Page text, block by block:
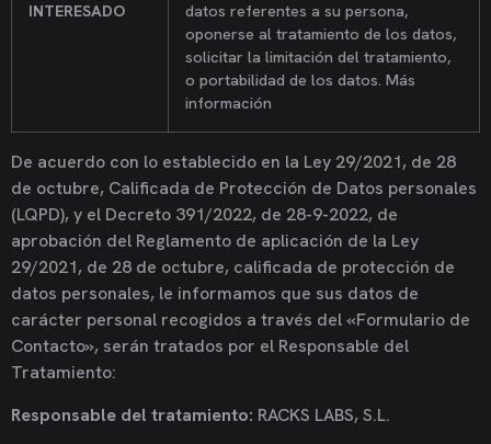
INTERESADO
datos referentes a su persona,
oponerse al tratamiento de los datos,
solicitar la limitación del tratamiento,
o portabilidad de los datos. Más
información
De acuerdo con lo establecido en la Ley 29/2021, de 28
de octubre, Calificada de Protección de Datos personales
(LQPD), y el Decreto 391/2022, de 28-9-2022, de
aprobación del Reglamento de aplicación de la Ley
29/2021, de 28 de octubre, calificada de protección de
datos personales, le informamos que sus datos de
carácter personal recogidos a través del «Formulario de
Contacto», serán tratados por el Responsable del
Tratamiento:
Responsable del tratamiento: RACKS LABS, S.L.